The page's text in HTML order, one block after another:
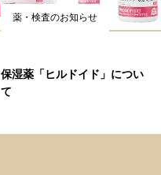
薬・検査のお知らせ
保湿薬「ヒルドイド」につい
て